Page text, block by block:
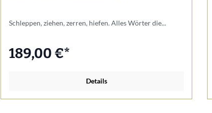
Schleppen, ziehen, zerren, hiefen. Alles Wörter die...
189,00 €*
Details